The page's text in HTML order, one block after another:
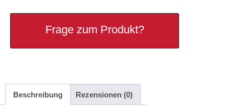
Frage zum Produkt?
Beschreibung Rezensionen (0)